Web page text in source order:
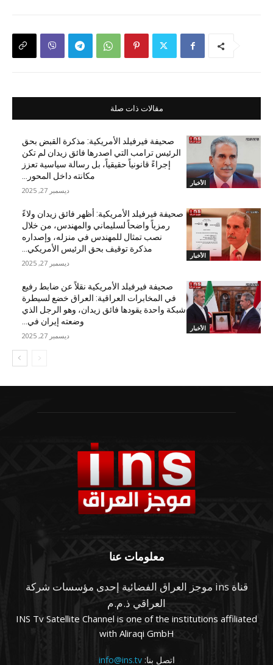
مقالات ذات صلة
الأخبار
صحيفة فيرفيلد الأمريكية: مذكرة القبض بحق
الرئيس ترامب التي اصدرها فائق زيدان لم تكن
إجراءً قانونياً حقيقياً، بل رسالة سياسية تعزز
مكانته داخل المحور...
ديسمبر 27, 2025
الأخبار
صحيفة فيرفيلد الأمريكية: أظهر فائق زيدان ولاءً
رمزياً واضحاً لسليماني والمهندس، من خلال
نصب تمثال للمهندس في منزله، وإصداره
مذكرة توقيف بحق الرئيس الأمريكي...
ديسمبر 27, 2025
الأخبار
صحيفة فيرفيلد الأمريكية نقلاً عن ضابط رفيع
في المخابرات العراقية: العراق خضع لسيطرة
شبكة واحدة يقودها فائق زيدان، وهو الرجل الذي
وضعته إيران في...
ديسمبر 27, 2025
معلومات عنا
قناة ins موجز العراق الفضائية إحدى مؤسسات شركة
العراقي ذ.م.م
INS Tv Satellite Channel is one of the institutions affiliated
with Aliraqi GmbH
اتصل بنا:info@ins.tv